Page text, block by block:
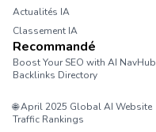
Actualités IA
Classement IA
Recommandé
Boost Your SEO with AI
Backlinks Directory
🌐 April 2025 Global AI Website
Traffic Rankings